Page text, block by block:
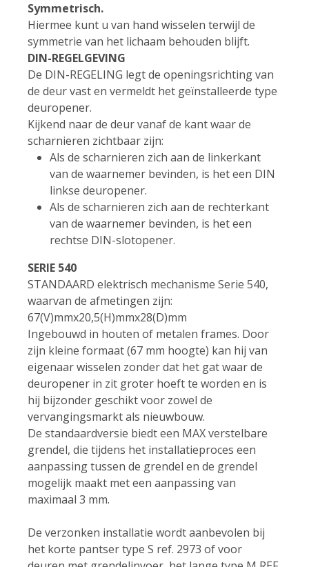
Symmetrisch.
Hiermee kunt u van hand wisselen terwijl de
symmetrie van het lichaam behouden blijft.
DIN-REGELGEVING
De DIN-REGELING legt de openingsrichting van
de deur vast en vermeldt het geïnstalleerde type
deuropener.
Kijkend naar de deur vanaf de kant waar de
scharnieren zichtbaar zijn:
Als de scharnieren zich aan de linkerkant
van de waarnemer bevinden, is het een DIN
linkse deuropener.
Als de scharnieren zich aan de rechterkant
van de waarnemer bevinden, is het een
rechtse DIN-slotopener.
SERIE 540
STANDAARD elektrisch mechanisme Serie 540,
waarvan de afmetingen zijn:
67(V)mmx20,5(H)mmx28(D)mm
Ingebouwd in houten of metalen frames. Door
zijn kleine formaat (67 mm hoogte) kan hij van
eigenaar wisselen zonder dat het gat waar de
deuropener in zit groter hoeft te worden en is
hij bijzonder geschikt voor zowel de
vervangingsmarkt als nieuwbouw.
De standaardversie biedt een MAX verstelbare
grendel, die tijdens het installatieproces een
aanpassing tussen de grendel en de grendel
mogelijk maakt met een aanpassing van
maximaal 3 mm.
De verzonken installatie wordt aanbevolen bij
het korte pantser type S ref. 2973 of voor